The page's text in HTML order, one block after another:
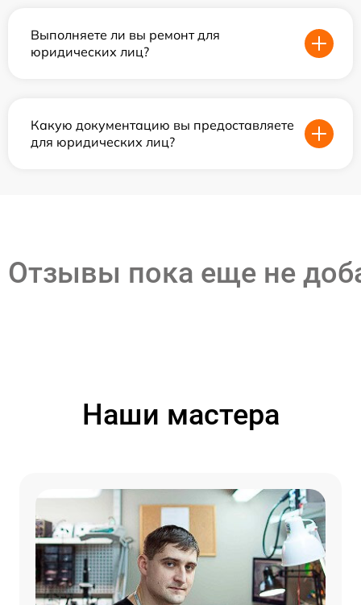
Выполняете ли вы ремонт для
юридических лиц?
Какую документацию вы предоставляете
для юридических лиц?
Отзывы пока еще не
Наши мастера